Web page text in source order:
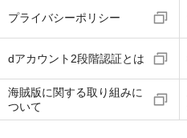
プライバシーポリシー
dアカウント2段階認証とは
海賊版に関する取り組みに
ついて